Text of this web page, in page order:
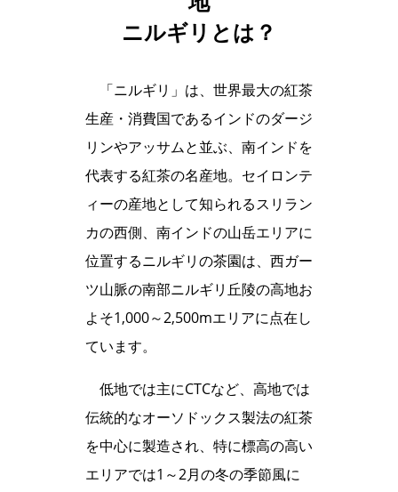
ニルギリとは？
「ニルギリ」は、世界最大の紅茶
生産・消費国であるインドのダージ
リンやアッサムと並ぶ、南インドを
代表する紅茶の名産地。セイロンテ
ィーの産地として知られるスリラン
カの西側、南インドの山岳エリアに
位置するニルギリの茶園は、西ガー
ツ山脈の南部ニルギリ丘陵の高地お
よそ1,000～2,500mエリアに点在し
ています。
低地では主にCTCなど、高地では
伝統的なオーソドックス製法の紅茶
を中心に製造され、特に標高の高い
エリアでは1～2月の冬の季節風に